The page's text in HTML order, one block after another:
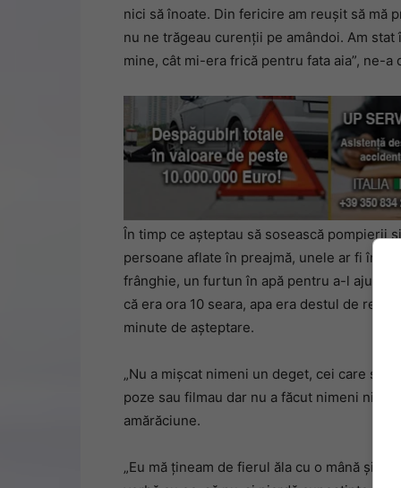
nici să înoate. Din fericire am reușit să mă
nu ne trăgeau curenții pe amândoi. Am
mine, cât mi-era frică pentru fata aia”, ne-
În timp ce așteptau să sosească pompierii
persoane aflate în preajmă, unele ar fi
frânghie, un furtun în apă pentru a-l ajuta
că era ora 10 seara, apa era destul de rece
minute de așteptare.
„Nu a mișcat nimeni un deget, cei care se
poze sau filmau dar nu a făcut nimeni
amărăciune.
„Eu mă țineam de fierul ăla cu o mână și